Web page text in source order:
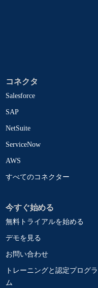
コネクタ
Salesforce
SAP
NetSuite
ServiceNow
AWS
すべてのコネクター
今すぐ始める
無料トライアルを始める
デモを見る
お問い合わせ
トレーニングと認定プログラ
ム